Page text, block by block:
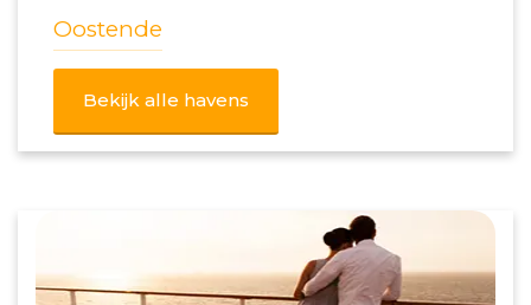
Oostende
Bekijk alle havens